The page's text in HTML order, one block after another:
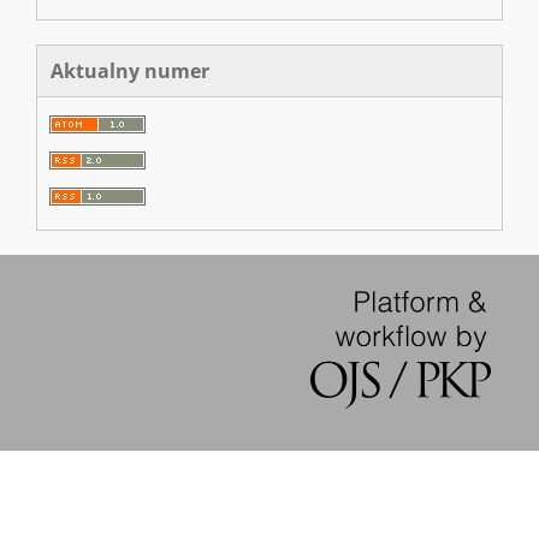
Aktualny numer